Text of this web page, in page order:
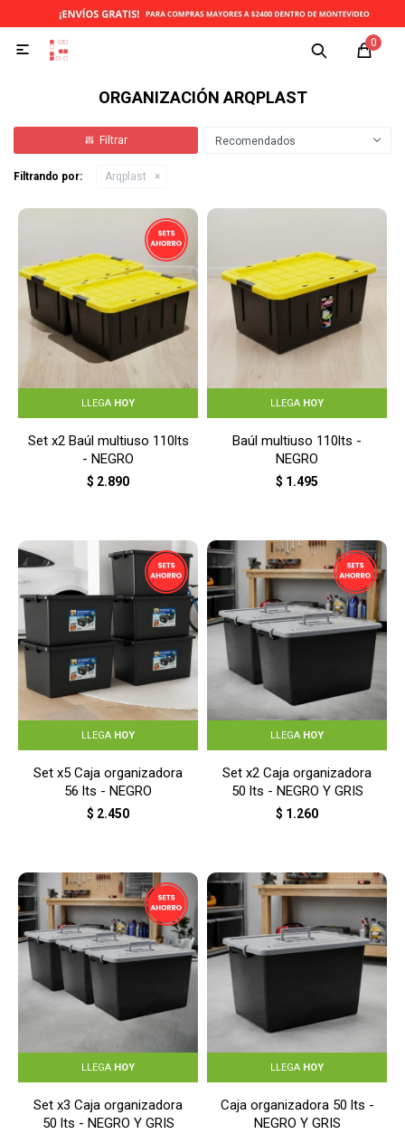
0

ORGANIZACIÓN ARQPLAST
Recomendados
Filtrando por: Arqplast
LLEGA HOY
Set x2 Baúl multiuso 110lts
- NEGRO
$ 2.890
LLEGA HOY
Baúl multiuso 110lts -
NEGRO
$ 1.495
LLEGA HOY
Set x5 Caja organizadora
56 lts - NEGRO
$ 2.450
LLEGA HOY
Set x2 Caja organizadora
50 lts - NEGRO Y GRIS
$ 1.260
LLEGA HOY
Set x3 Caja organizadora
50 lts - NEGRO Y GRIS
LLEGA HOY
Caja organizadora 50 lts -
NEGRO Y GRIS